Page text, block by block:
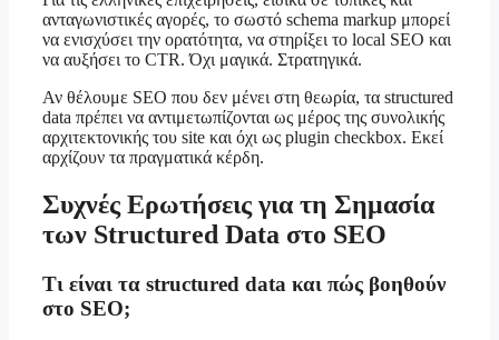
ανταγωνιστικές αγορές, το σωστό schema markup μπορεί
να ενισχύσει την ορατότητα, να στηρίξει το local SEO και
να αυξήσει το CTR. Όχι μαγικά. Στρατηγικά.
Αν θέλουμε SEO που δεν μένει στη θεωρία, τα structured
data πρέπει να αντιμετωπίζονται ως μέρος της συνολικής
αρχιτεκτονικής του site και όχι ως plugin checkbox. Εκεί
αρχίζουν τα πραγματικά κέρδη.
Συχνές Ερωτήσεις για τη Σημασία
των Structured Data στο SEO
Τι είναι τα structured data και πώς βοηθούν
στο SEO;